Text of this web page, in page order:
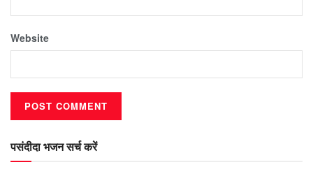
Website
पसंदीदा भजन सर्च करें